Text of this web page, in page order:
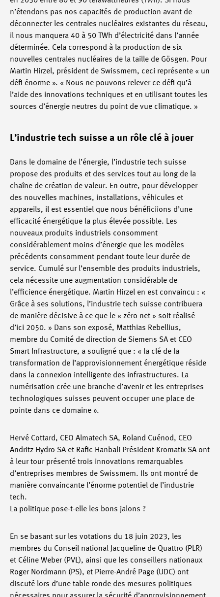
n’étendons pas nos capacités de production avant de
déconnecter les centrales nucléaires existantes du réseau,
il nous manquera 40 à 50 TWh d’électricité dans l’année
déterminée. Cela correspond à la production de six
nouvelles centrales nucléaires de la taille de Gösgen. Pour
Martin Hirzel, président de Swissmem, ceci représente « un
défi énorme ». « Nous ne pouvons relever ce défi qu’à
l’aide des innovations techniques et en utilisant toutes les
sources d’énergie neutres du point de vue climatique. »
L’industrie tech suisse a un rôle clé à jouer
Dans le domaine de l’énergie, l’industrie tech suisse
propose des produits et des services tout au long de la
chaîne de création de valeur. En outre, pour développer
des nouvelles machines, installations, véhicules et
appareils, il est essentiel que nous bénéficiions d’une
efficacité énergétique la plus élevée possible. Les
nouveaux produits industriels consomment
considérablement moins d’énergie que les modèles
précédents consomment pendant toute leur durée de
service. Cumulé sur l’ensemble des produits industriels,
cela nécessite une augmentation considérable de
l’efficience énergétique. Martin Hirzel en est convaincu : «
Grâce à ses solutions, l’industrie tech suisse contribuera
de manière décisive à ce que le « zéro net » soit réalisé
d’ici 2050. » Dans son exposé, Matthias Rebellius,
membre du Comité de direction de Siemens SA et CEO
Smart Infrastructure, a souligné que : « la clé de la
transformation de l’approvisionnement énergétique réside
dans la connexion intelligente des infrastructures. La
numérisation crée une branche d’avenir et les entreprises
technologiques suisses peuvent occuper une place de
pointe dans ce domaine ».
Hervé Cottard, CEO Almatech SA, Roland Cuénod, CEO
Andritz Hydro SA et Rafic Hanbali Président Kromatix SA ont
à leur tour présenté trois innovations remarquables
d’entreprises membres de Swissmem. Ils ont montré de
manière convaincante l’énorme potentiel de l’industrie
tech.
La politique pose-t-elle les bons jalons ?
En se basant sur les votations du 18 juin 2023, les
membres du Conseil national Jacqueline de Quattro (PLR)
et Céline Weber (PVL), ainsi que les conseillers nationaux
Roger Nordmann (PS), et Pierre-André Page (UDC) ont
discuté lors d’une table ronde des mesures politiques